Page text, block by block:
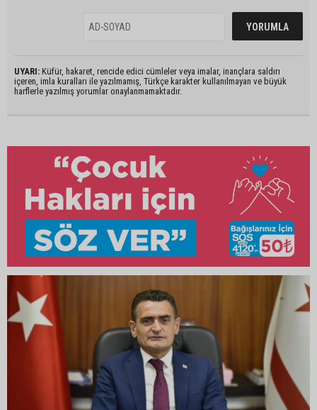
UYARI: Küfür, hakaret, rencide edici cümleler veya imalar, inançlara saldırı
içeren, imla kuralları ile yazılmamış, Türkçe karakter kullanılmayan ve büyük
harflerle yazılmış yorumlar onaylanmamaktadır.